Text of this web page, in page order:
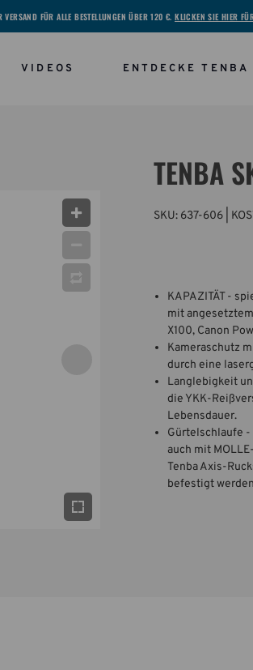
VERSAND FÜR ALLE BESTELLUNGEN ÜBER 120 €.KLICKEN SIE HIER
VIDEOS ENTDECKE TENBA
TENBA
SKU: 637-606 |
KAPAZITÄT -
mit
X100, Canon
Kameraschutz
durch eine
Langlebigkeit
die YKK-
Lebensdauer.
Gürtelschlaufe -
auch mit
Tenba Axis-
befestigt